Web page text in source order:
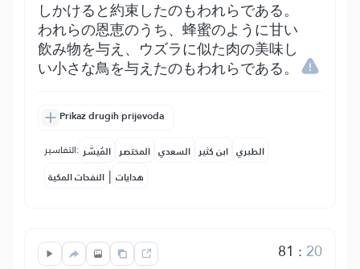
しかけると約束したのもわれらである。
われらの恩恵のうち、蜂蜜のように甘い
飲み物を与え、ウズラに似た肉の美味し
い小さな鳥を与えたのもわれらである。
Prikaz drugih prijevoda
التفاسير: المُيسَّر المختصر السعدي ابن كثير الطبري
النفحات المكية | هدايات
81 : 20